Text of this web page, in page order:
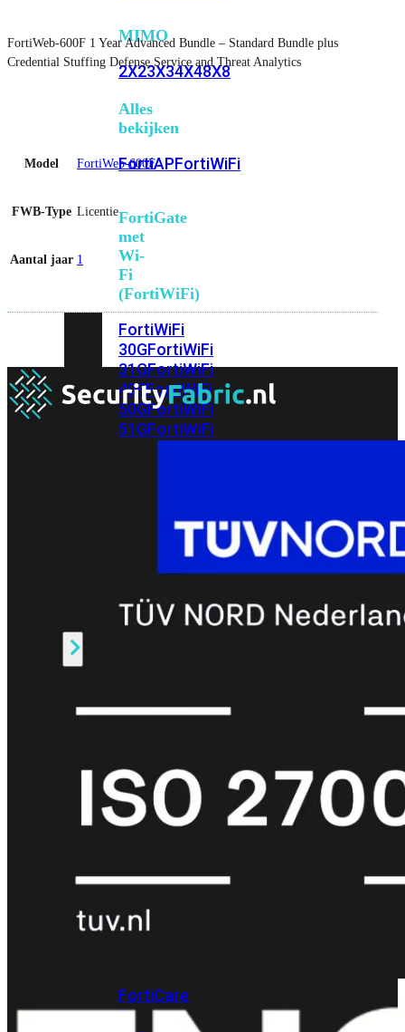
MIMO
2X23X34X48X8
Alles
bekijken
FortiAPFortiWiFi
FortiGate
met
Wi-
Fi
(FortiWiFi)
FortiWiFi
30GFortiWiFi
31GFortiWiFi
40FFortiWiFi
50GFortiWiFi
51GFortiWiFi
FortiWiFi
FortiWiFi
bekijken
Support
FortiCare
EssentialsFortiCare
Upgrades
FortiCare
1
FortiWeb-600F 1 Year Advanced Bundle – Standard Bundle plus
Credential Stuffing Defense Service and Threat Analytics
Model FortiWeb-600F
FWB-Type Licentie
Aantal jaar 1